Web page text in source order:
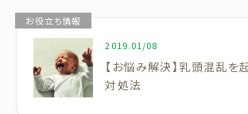
2019.01/08
【お悩み解決】乳頭混乱を
対処法
お役立ち情報